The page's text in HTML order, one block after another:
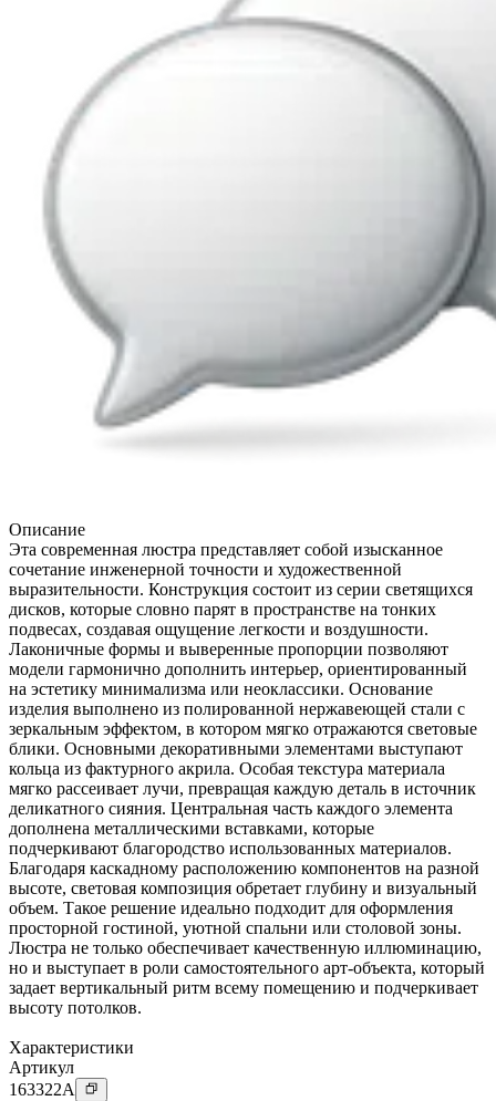
Описание
Эта современная люстра представляет собой изысканное
сочетание инженерной точности и художественной
выразительности. Конструкция состоит из серии светящихся
дисков, которые словно парят в пространстве на тонких
подвесах, создавая ощущение легкости и воздушности.
Лаконичные формы и выверенные пропорции позволяют
модели гармонично дополнить интерьер, ориентированный
на эстетику минимализма или неоклассики. Основание
изделия выполнено из полированной нержавеющей стали с
зеркальным эффектом, в котором мягко отражаются световые
блики. Основными декоративными элементами выступают
кольца из фактурного акрила. Особая текстура материала
мягко рассеивает лучи, превращая каждую деталь в источник
деликатного сияния. Центральная часть каждого элемента
дополнена металлическими вставками, которые
подчеркивают благородство использованных материалов.
Благодаря каскадному расположению компонентов на разной
высоте, световая композиция обретает глубину и визуальный
объем. Такое решение идеально подходит для оформления
просторной гостиной, уютной спальни или столовой зоны.
Люстра не только обеспечивает качественную иллюминацию,
но и выступает в роли самостоятельного арт-объекта, который
задает вертикальный ритм всему помещению и подчеркивает
высоту потолков.
Характеристики
Артикул
163322A